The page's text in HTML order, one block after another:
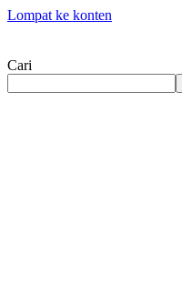
Lompat ke konten
Cari